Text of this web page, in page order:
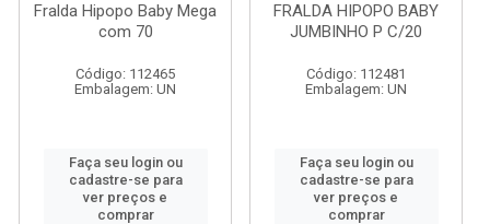
Fralda Hipopo Baby Mega
com 70
Código: 112465
Embalagem: UN
Faça seu login ou
cadastre-se para
ver preços e
comprar
FRALDA HIPOPO BABY
JUMBINHO P C/20
Código: 112481
Embalagem: UN
Faça seu login ou
cadastre-se para
ver preços e
comprar